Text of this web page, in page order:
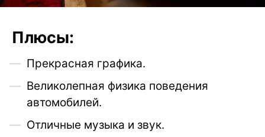
Плюсы:
Прекрасная графика.
Великолепная физика поведения
автомобилей.
Отличные музыка и звук.